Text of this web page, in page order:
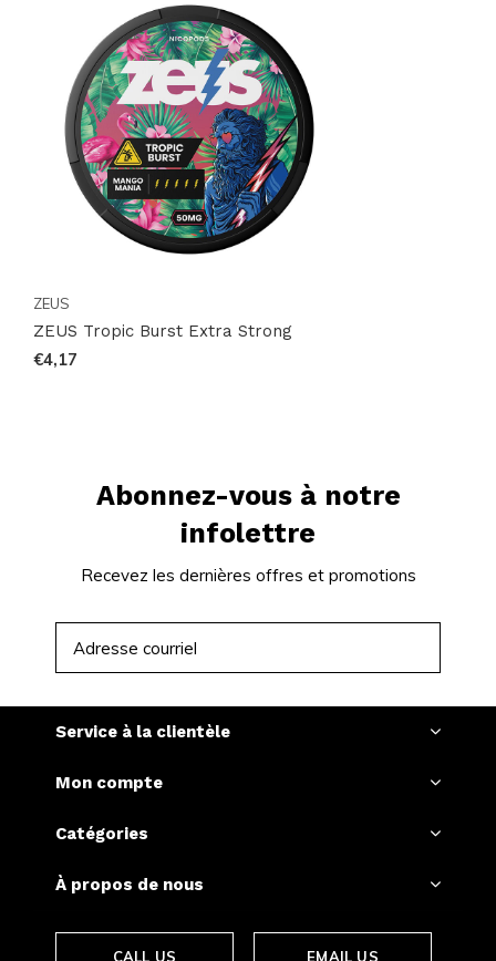
rejoignez la communauté mondiale de clients
satisfaits qui font confiance à Snussie.com pour leurs
besoins en produits de nicotine. Profitez de notre
service de livraison rapide et sécurisé pour recevoir
votre commande directement chez vous. N'attendez
plus, l'expérience ZEUS vous attend !
ZEUS
ZEUS Tropic Burst Extra Strong
€4,17
Abonnez-vous à notre
infolettre
Recevez les dernières offres et promotions
Service à la clientèle
Mon compte
Catégories
À propos de nous
CALL US EMAIL US